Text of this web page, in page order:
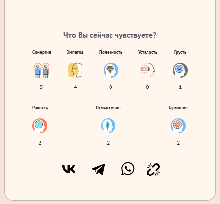
Что Вы сейчас чувствуете?
Синергия
5
Эмпатия
4
Полезность
0
Усталость
0
Грусть
1
Радость
2
Осмысление
2
Гармония
2